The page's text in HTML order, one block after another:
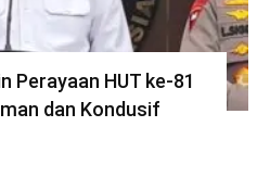
Perayaan HUT ke-81
dan Kondusif